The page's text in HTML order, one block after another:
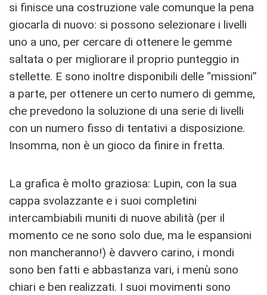
si finisce una costruzione vale comunque la pena
giocarla di nuovo: si possono selezionare i livelli
uno a uno, per cercare di ottenere le gemme
saltata o per migliorare il proprio punteggio in
stellette. E sono inoltre disponibili delle “missioni”
a parte, per ottenere un certo numero di gemme,
che prevedono la soluzione di una serie di livelli
con un numero fisso di tentativi a disposizione.
Insomma, non è un gioco da finire in fretta.
La grafica è molto graziosa: Lupin, con la sua
cappa svolazzante e i suoi completini
intercambiabili muniti di nuove abilità (per il
momento ce ne sono solo due, ma le espansioni
non mancheranno!) è davvero carino, i mondi
sono ben fatti e abbastanza vari, i menù sono
chiari e ben realizzati. I suoi movimenti sono